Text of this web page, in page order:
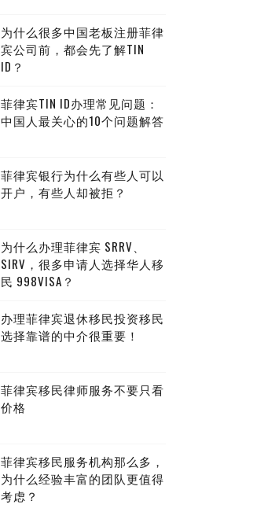
为什么很多中国老板注册菲律
宾公司前，都会先了解TIN
ID？
菲律宾TIN ID办理常见问题：
中国人最关心的10个问题解答
菲律宾银行为什么有些人可以
开户，有些人却被拒？
为什么办理菲律宾 SRRV、
SIRV，很多申请人选择华人移
民 998VISA？
办理菲律宾退休移民投资移民
选择靠谱的中介很重要！
菲律宾移民律师服务不要只看
价格
菲律宾移民服务机构那么多，
为什么经验丰富的团队更值得
考虑？